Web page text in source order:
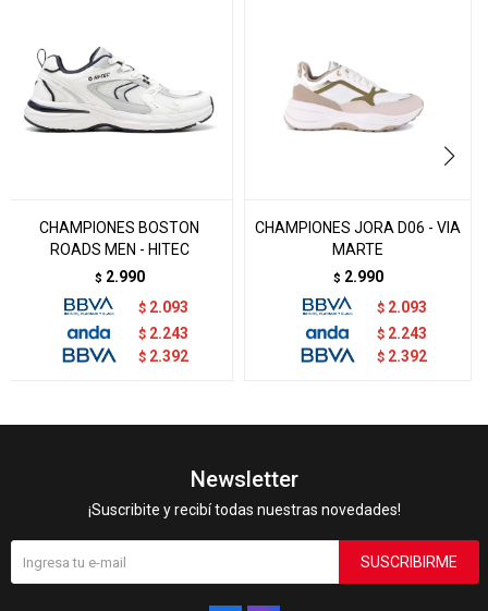
CHAMPIONES BOSTON
ROADS MEN - HITEC
$ 2.990
$ 2.093
$ 2.243
$ 2.392
CHAMPIONES JORA D06 - VIA
MARTE
$ 2.990
$ 2.093
$ 2.243
$ 2.392
Newsletter
¡Suscribite y recibí todas nuestras novedades!
SUSCRIBIRME